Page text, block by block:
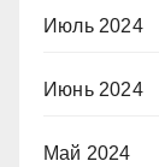
Июль 2024
Июнь 2024
Май 2024